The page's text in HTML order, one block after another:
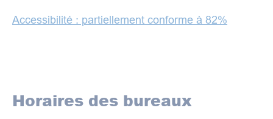
Accessibilité : partiellement conforme à 82%
Horaires des bureaux